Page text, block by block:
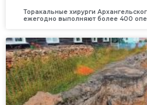
Торакальные хирурги
ежегодно выполняют более 400